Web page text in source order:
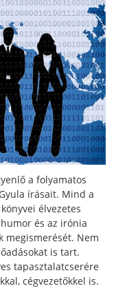
a folyamatos
írásait. Mind a
élvezetes
és az irónia
megismerését. Nem
is tart.
tapasztalatcserére
cégvezetőkkel is.